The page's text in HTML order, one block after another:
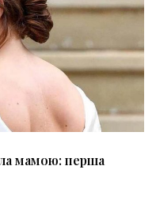
мамою: перша